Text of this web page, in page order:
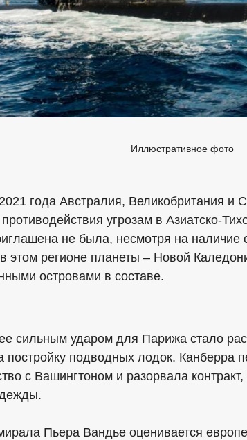
Иллюстративное фото
года Австралия, Великобритания
угрозам в Азиатско-
не была, несмотря на наличие
этом регионе планеты – Новой
островами в составе.
сильным ударом для Парижа стало
постройку подводных лодок. Канберра
с Вашингтоном и разорвала
Пьера Вандье оценивается